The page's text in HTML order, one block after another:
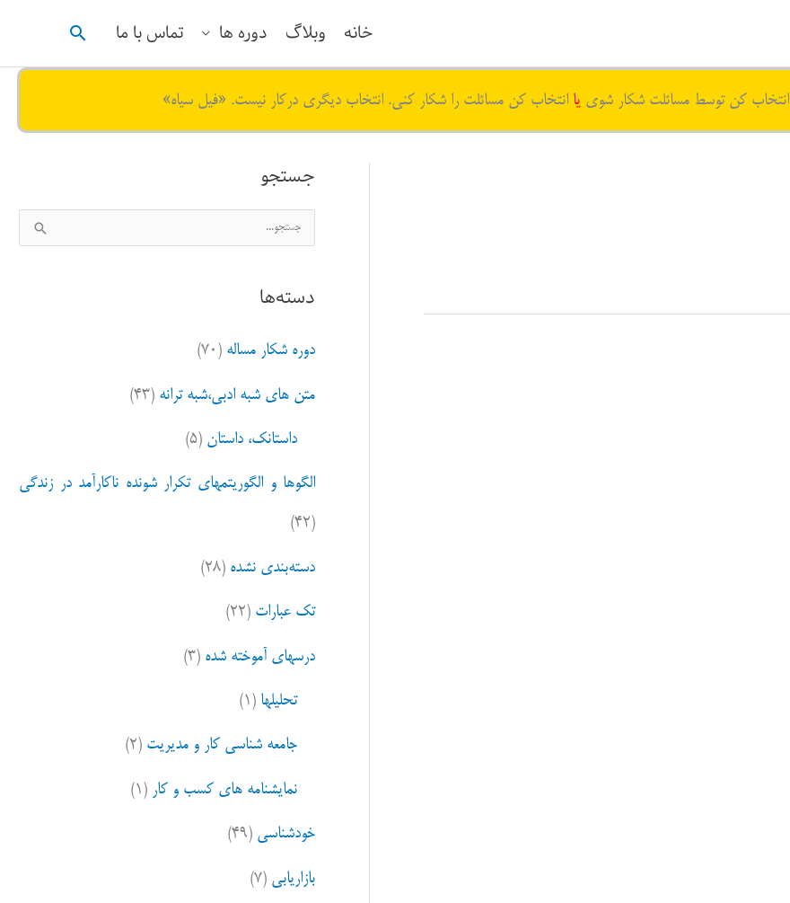
خانه وبلاگ دوره ها تماس با ما جستجو
انتخاب کن توسط مسائلت شکار شوی یا انتخاب کن مسائلت را شکار کنی. انتخاب دیگری درکار نیست. «فیل سیاه»
جستجو
س
ج
ب
دسته‌ها
دوره شکار مساله (۷۰)
متن های شبه ادبی،شبه ترانه (۴۳)
داستانک، داستان (۵)
الگوها و الگوریتمهای تکرار شونده ناکارآمد در زندگی
(۴۲)
دسته‌بندی نشده (۲۸)
تک عبارات (۲۲)
درسهای آموخته شده (۳)
تحلیلها (۱)
جامعه شناسی کار و مدیریت (۲)
نمایشنامه های کسب و کار (۱)
خودشناسی (۴۹)
بازاریابی (۷)